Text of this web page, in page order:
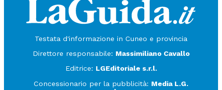
Testata d'informazione in Cuneo e provincia
Direttore responsabile: Massimiliano Cavallo
Editrice: LGEditoriale s.r.l.
Concessionario per la pubblicità: Media L.G.